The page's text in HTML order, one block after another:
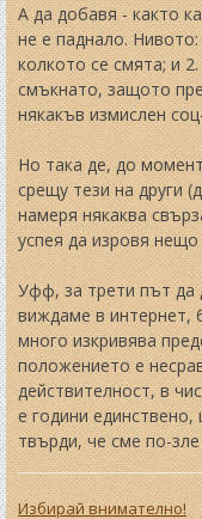
А да добавя - както
не е паднало.
колкото се смята; и
смъкнато, защото
някакъв измислен
Но така де, до
срещу тези на други
намеря някаква
успея да изровя
Уфф, за трети път
виждаме в интернет,
много изкривява
положението е
действителност, в
е години
твърди, че сме по-
Избирай внимателно!